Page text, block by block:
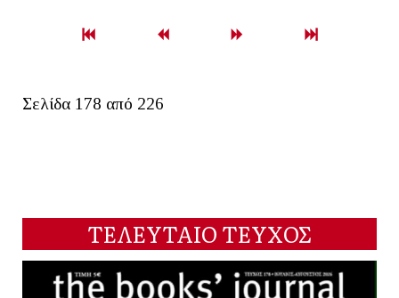
Σελίδα 178 από 226
ΤΕΛΕΥΤΑΙΟ ΤΕΥΧΟΣ